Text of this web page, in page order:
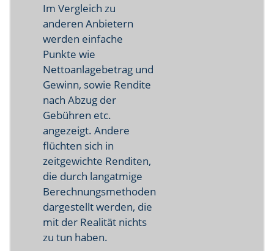
Im Vergleich zu
anderen Anbietern
werden einfache
Punkte wie
Nettoanlagebetrag und
Gewinn, sowie Rendite
nach Abzug der
Gebühren etc.
angezeigt. Andere
flüchten sich in
zeitgewichte Renditen,
die durch langatmige
Berechnungsmethoden
dargestellt werden, die
mit der Realität nichts
zu tun haben.